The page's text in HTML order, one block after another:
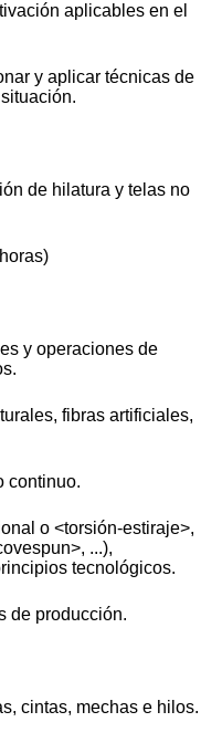
aplicables en el
y aplicar técnicas de
de hilatura y telas no
y operaciones de
fibras artificiales,
continuo.
o <torsión-estiraje>,
...),
tecnológicos.
de producción.
cintas, mechas e hilos.